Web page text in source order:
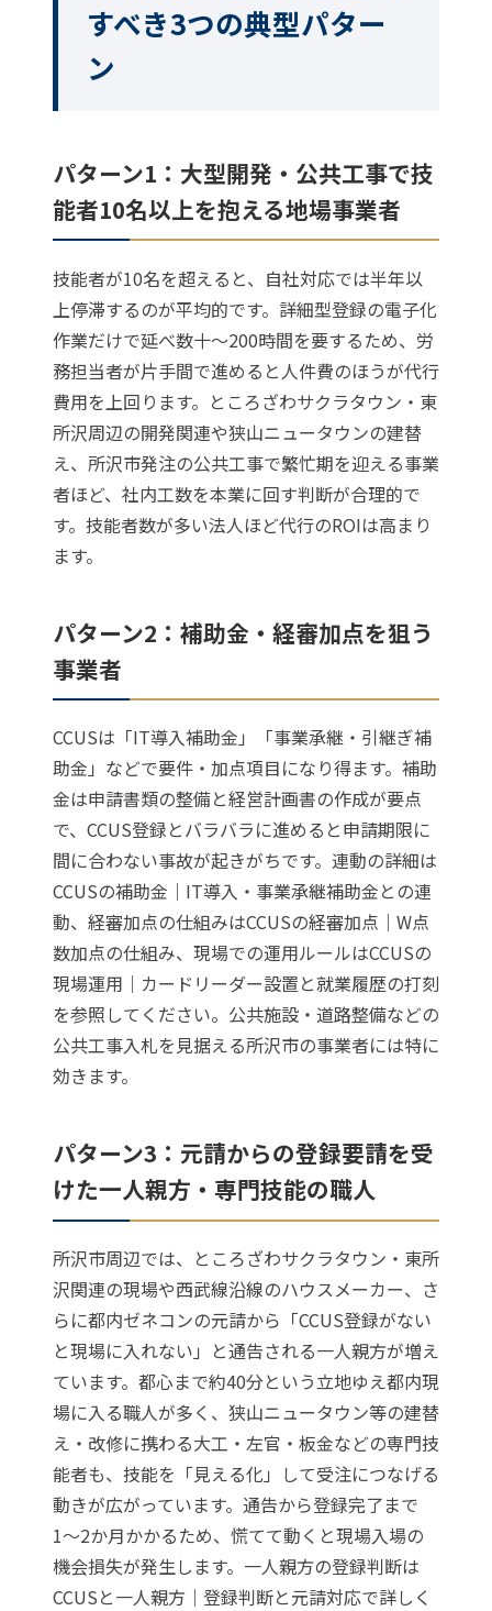
すべき3つの典型パター
ン
パターン1：大型開発・公共工事で技
能者10名以上を抱える地場事業者
技能者が10名を超えると、自社対応では半年以
上停滞するのが平均的です。詳細型登録の電子化
作業だけで延べ数十〜200時間を要するため、労
務担当者が片手間で進めると人件費のほうが代行
費用を上回ります。ところざわサクラタウン・東
所沢周辺の開発関連や狭山ニュータウンの建替
え、所沢市発注の公共工事で繁忙期を迎える事業
者ほど、社内工数を本業に回す判断が合理的で
す。技能者数が多い法人ほど代行のROIは高まり
ます。
パターン2：補助金・経審加点を狙う
事業者
CCUSは「IT導入補助金」「事業承継・引継ぎ補
助金」などで要件・加点項目になり得ます。補助
金は申請書類の整備と経営計画書の作成が要点
で、CCUS登録とバラバラに進めると申請期限に
間に合わない事故が起きがちです。連動の詳細は
CCUSの補助金｜IT導入・事業承継補助金との連
動、経審加点の仕組みはCCUSの経審加点｜W点
数加点の仕組み、現場での運用ルールはCCUSの
現場運用｜カードリーダー設置と就業履歴の打刻
を参照してください。公共施設・道路整備などの
公共工事入札を見据える所沢市の事業者には特に
効きます。
パターン3：元請からの登録要請を受
けた一人親方・専門技能の職人
所沢市周辺では、ところざわサクラタウン・東所
沢関連の現場や西武線沿線のハウスメーカー、さ
らに都内ゼネコンの元請から「CCUS登録がない
と現場に入れない」と通告される一人親方が増え
ています。都心まで約40分という立地ゆえ都内現
場に入る職人が多く、狭山ニュータウン等の建替
え・改修に携わる大工・左官・板金などの専門技
能者も、技能を「見える化」して受注につなげる
動きが広がっています。通告から登録完了まで
1〜2か月かかるため、慌てて動くと現場入場の
機会損失が発生します。一人親方の登録判断は
CCUSと一人親方｜登録判断と元請対応で詳しく